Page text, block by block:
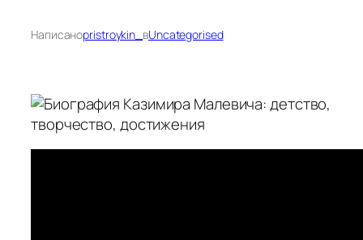
Написаноpristroykin_ вUncategorised